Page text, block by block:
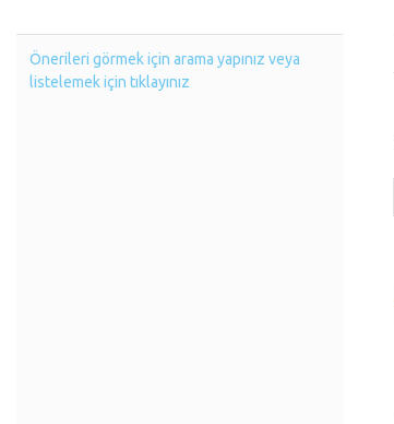
Önerileri görmek için arama yapınız veya
listelemek için tıklayınız